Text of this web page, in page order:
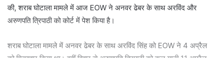
की, शराब घोटाला मामले में आज EOW ने अनवर ढेबर के साथ अरविंद और
अरुणपति त्रिपाठी को कोर्ट में पेश किया है।
शराब घोटाला मामले में अनवर ढेबर के साथ अरविंद सिंह को EOW ने 4 अप्रैल